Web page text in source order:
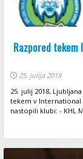
Razpored tekem
25. julija 2018
25. julij 2018,
tekem v International
nastopili klubi: - KHL